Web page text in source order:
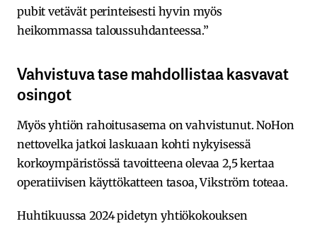
pubit vetävät perinteisesti hyvin myös
heikommassa taloussuhdanteessa.”
Vahvistuva tase mahdollistaa kasvavat
osingot
Myös yhtiön rahoitusasema on vahvistunut. NoHon
nettovelka jatkoi laskuaan kohti nykyisessä
korkoympäristössä tavoitteena olevaa 2,5 kertaa
operatiivisen käyttökatteen tasoa, Vikström toteaa.
Huhtikuussa 2024 pidetyn yhtiökokouksen